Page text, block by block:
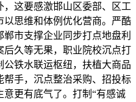
这要感激邯山区委部、区工
思维和体例优化营商。严酷
市支撑企业同步打点地盘利
久等无果，职业院校沉点打
铁水联运枢纽，扶植大商品
手，沉点整治采购、招投标
更有底气了。打制“有感诚